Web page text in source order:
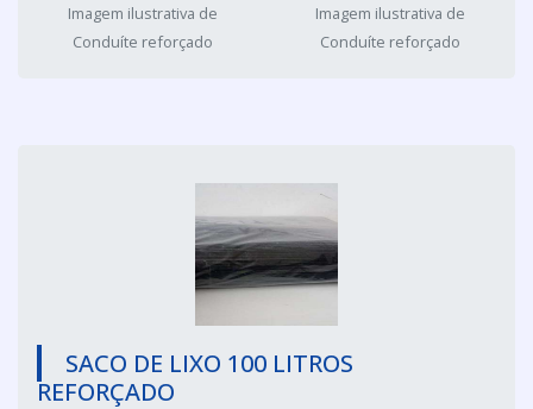
Imagem ilustrativa de
Conduíte reforçado
Imagem ilustrativa de
Conduíte reforçado
SACO DE LIXO 100 LITROS
REFORÇADO